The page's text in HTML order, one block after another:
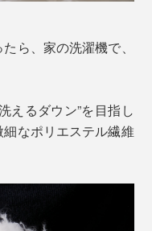
ら、家の洗濯機で、
えるダウン”を目指し
なポリエステル繊維